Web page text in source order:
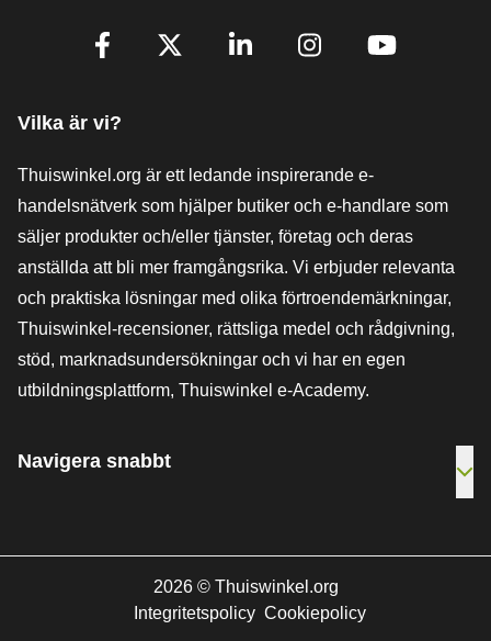
[_General:SocialMediaTitle]
Vilka är vi?
Thuiswinkel.org är ett ledande inspirerande e-
handelsnätverk som hjälper butiker och e-handlare som
säljer produkter och/eller tjänster, företag och deras
anställda att bli mer framgångsrika. Vi erbjuder relevanta
och praktiska lösningar med olika förtroendemärkningar,
Thuiswinkel-recensioner, rättsliga medel och rådgivning,
stöd, marknadsundersökningar och vi har en egen
utbildningsplattform, Thuiswinkel e-Academy.
Navigera snabbt
2026 ©Thuiswinkel.org
Integritetspolicy Cookiepolicy